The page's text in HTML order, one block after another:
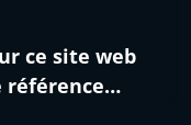
ce site web
référence…